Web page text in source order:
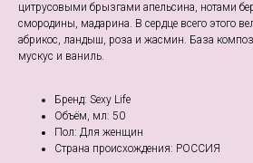
цитрусовыми брызгами апельсина, нотами
смородины, мадарина. В сердце всего этого
абрикос, ландыш, роза и жасмин. База
мускус и ваниль.
Бренд: Sexy Life
Объём, мл: 50
Пол: Для женщин
Страна происхождения: РОССИЯ